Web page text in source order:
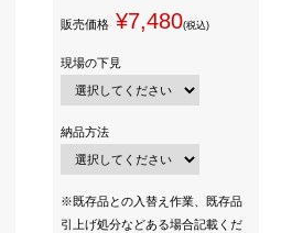
販売価格 ¥7,480(税込)
現場の下見
納品方法
※既存品との入替え作業、既存品
引上げ処分などある場合記載くだ